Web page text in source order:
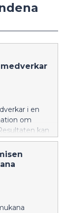
medverkar
i en
om
kan
identifiera
Studien